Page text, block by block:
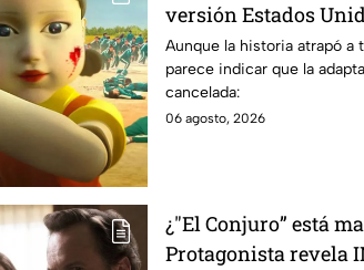
versión Estados
se sabe al momento
Aunque la historia atrapó a
parece indicar que la
cancelada:
06 agosto, 2026
¿"El Conjuro” está
Protagonista revela